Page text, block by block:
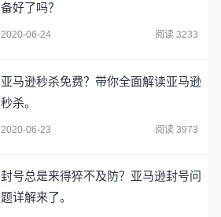
备好了吗？
2020-06-24 阅读 3233
亚马逊秒杀免费？带你全面解读亚马逊
秒杀。
2020-06-23 阅读 3973
封号总是来得猝不及防？亚马逊封号问
题详解来了。